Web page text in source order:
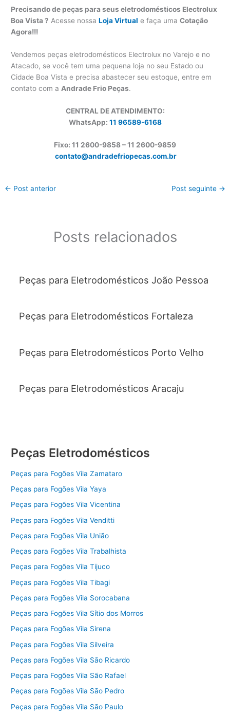
Precisando de peças para seus eletrodomésticos Electrolux
Boa Vista ? Acesse nossaLoja Virtual e faça umaCotação
Agora!!!
Vendemos peças eletrodomésticos Electrolux no Varejo e no
Atacado, se você tem uma pequena loja no seu Estado ou
Cidade Boa Vista e precisa abastecer seu estoque, entre em
contato com aAndrade Frio Peças.
CENTRAL DE ATENDIMENTO:
WhatsApp: 11 96589-6168
Fixo: 11 2600-9858 – 11 2600-9859
contato@andradefriopecas.com.br
← Post anterior Post seguinte →
Posts relacionados
Peças para Eletrodomésticos João Pessoa
Peças para Eletrodomésticos Fortaleza
Peças para Eletrodomésticos Porto Velho
Peças para Eletrodomésticos Aracaju
Peças Eletrodomésticos
Peças para Fogões Vila Zamataro
Peças para Fogões Vila Yaya
Peças para Fogões Vila Vicentina
Peças para Fogões Vila Venditti
Peças para Fogões Vila União
Peças para Fogões Vila Trabalhista
Peças para Fogões Vila Tijuco
Peças para Fogões Vila Tibagi
Peças para Fogões Vila Sorocabana
Peças para Fogões Vila Sítio dos Morros
Peças para Fogões Vila Sirena
Peças para Fogões Vila Silveira
Peças para Fogões Vila São Ricardo
Peças para Fogões Vila São Rafael
Peças para Fogões Vila São Pedro
Peças para Fogões Vila São Paulo